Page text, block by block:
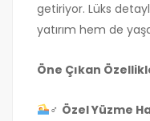
getiriyor. Lüks
yatırım hem de
Öne Çıkan
‍♂ Özel Yüzme